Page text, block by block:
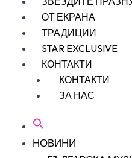
ОТ ЕКРАНА
ТРАДИЦИИ
STAR EXCLUSIVE
КОНТАКТИ
КОНТАКТИ
ЗА НАС
НОВИНИ